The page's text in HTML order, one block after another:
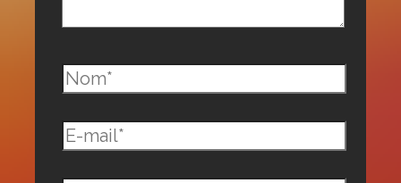
Nom*
E-
mail*